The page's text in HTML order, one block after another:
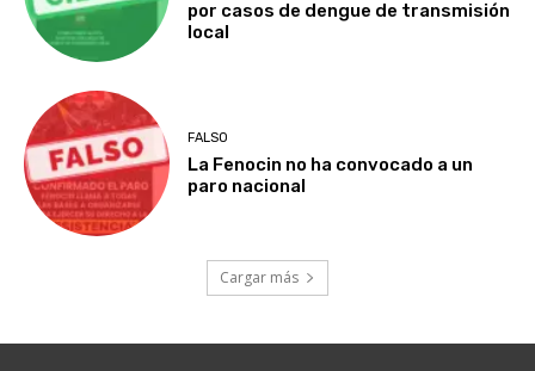
por casos de dengue de transmisión
local
FALSO
La Fenocin no ha convocado a un
paro nacional
Cargar más